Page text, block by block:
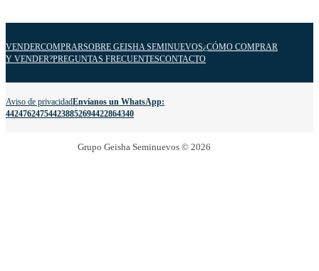
VENDERCOMPRARSOBRE GEISHA SEMINUEVOS¿CÓMO COMPRAR
Y VENDER?PREGUNTAS FRECUENTESCONTACTO
Aviso de privacidadEnvíanos un WhatsApp:
442476247544238852694422864340
Grupo Geisha Seminuevos © 2026